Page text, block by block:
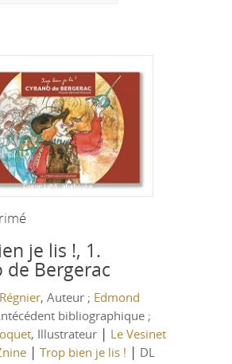
je lis !, 1.
de Bergerac
, Auteur ; Edmond
bibliographique ;
, Illustrateur | Le Vesinet
| Trop bien je lis ! | DL